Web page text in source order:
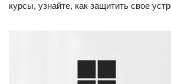
курсы, узнайте, как защитить свое